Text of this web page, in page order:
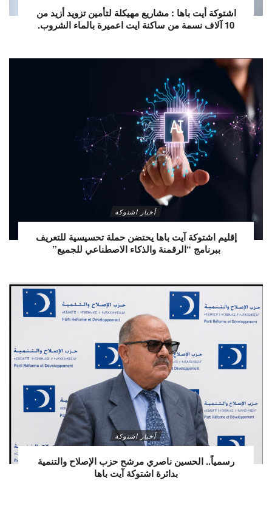
اشتوكة أيت باها : مشاريع مهيكلة لتأمين تزويد أزيد من
10 آلاف نسمة من ساكنة ايت اعميرة بالماء الشروب.
أخبار اشتوكة
إقليم اشتوكة آيت باها يحتضن حملة تحسيسية للتعريف
ببرنامج “الرقمنة والذكاء الاصطناعي للجميع”
أخبار اشتوكة
رسمياً.. الحسين ناصري مرشح حزب الإصلاح والتنمية
بدائرة اشتوكة آيت باها